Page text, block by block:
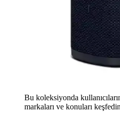
Bu koleksiyonda
markaları ve konuları